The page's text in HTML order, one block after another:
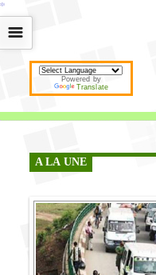
*
*
*
*
*
*
*
*
*
*
*
*
*
*
*
*
*
*
*
*
*
*
*
*
*
*
*
*
*
*
*
*
*
*
*
*
Powered by
Translate
☰
A LA UNE